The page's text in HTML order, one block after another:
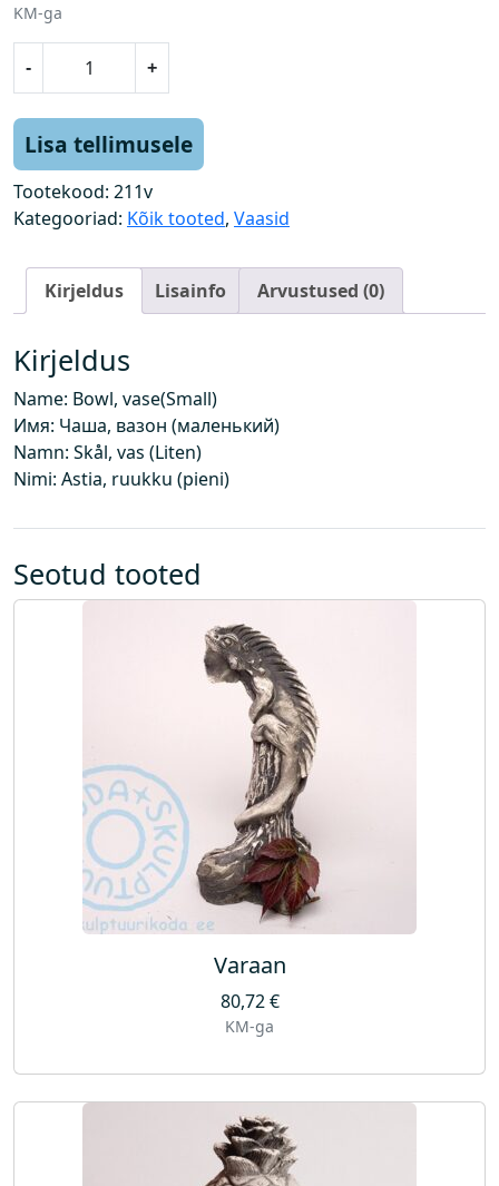
KM-ga
-
s
,
v
(
V
ä
i
k
e
)
o
g
u
+
Lisa tellimusele
Tootekood: 211v
Kategooriad: Kõik tooted, Vaasid
Kirjeldus Lisainfo Arvustused (0)
Kirjeldus
Name: Bowl, vase(Small)
Имя: Чаша, вазон (маленький)
Namn: Skål, vas (Liten)
Nimi: Astia, ruukku (pieni)
Seotud tooted
Varaan
80,72€
KM-ga